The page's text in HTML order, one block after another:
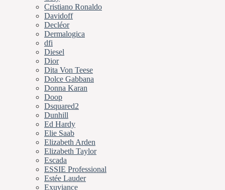
Cristiano Ronaldo
Davidoff
Decléor
Dermalogica
dfi
Diesel
Dior
Dita Von Teese
Dolce Gabbana
Donna Karan
Doop
Dsquared2
Dunhill
Ed Hardy
Elie Saab
Elizabeth Arden
Elizabeth Taylor
Escada
ESSIE Professional
Estée Lauder
Exuviance